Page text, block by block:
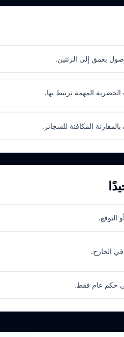
بعمق إلى الرئتين.
المهمة ترتبط بها.
التوقع.
الخارج.
حكم عام فقط.